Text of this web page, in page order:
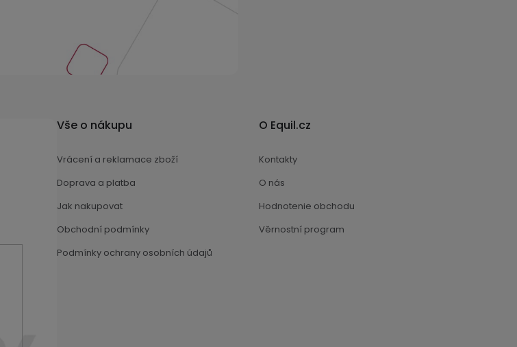
Vše o nákupu
Vrácení a reklamace zboží
Doprava a platba
Jak nakupovat
Obchodní podmínky
Podmínky ochrany osobních údajů
O Equil.cz
Kontakty
O nás
Hodnotenie obchodu
Věrnostní program